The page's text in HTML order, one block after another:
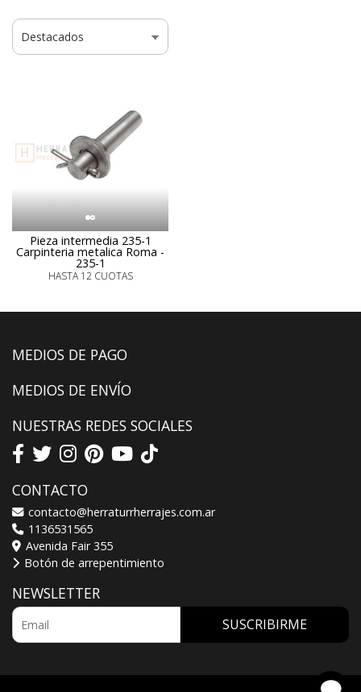
Pieza intermedia 235-1
Carpinteria metalica Roma -
235-1
HASTA 12 CUOTAS
MEDIOS DE PAGO
MEDIOS DE ENVÍO
NUESTRAS REDES SOCIALES
CONTACTO
contacto@herraturrherrajes.com.ar
1136531565
Avenida Fair 355
Botón de arrepentimiento
NEWSLETTER
SUSCRIBIRME